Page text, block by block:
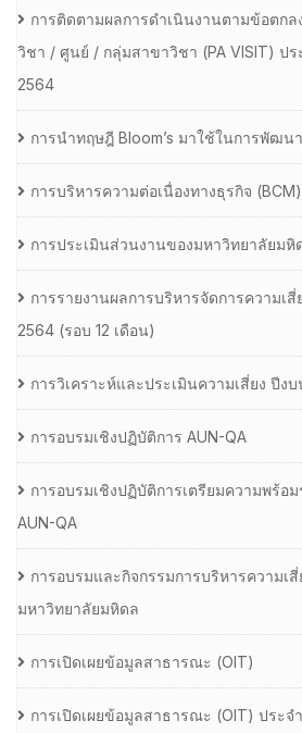
การติดตามผลการดำเนินงานตามข้อตก
วิชา / ศูนย์ / กลุ่มสาขาวิชา (PA VISIT) ป
2564
การนำทฤษฎี Bloom’s มาใช้ในการพัฒน
การบริหารความต่อเนื่องทางธุรกิจ (BCM)
การประเมินส่วนงานของมหาวิทยาลัยมหิ
การรายงานผลการบริหารจัดการความเ
2564 (รอบ 12 เดือน)
การวิเคราะห์และประเมินความเสี่ยง ปีง
การอบรมเชิงปฏิบัติการ AUN-QA
การอบรมเชิงปฏิบัติการเตรียมความพร้อ
AUN-QA
การอบรมและกิจกรรมการบริหารความเ
มหาวิทยาลัยมหิดล
การเปิดเผยข้อมูลสาธารณะ (OIT)
การเปิดเผยข้อมูลสาธารณะ (OIT) ประ